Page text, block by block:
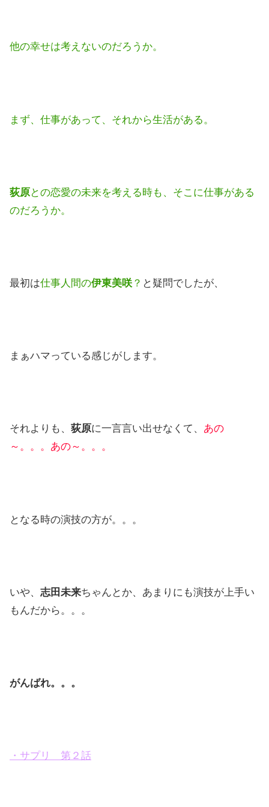
他の幸せは考えないのだろうか。
まず、仕事があって、それから生活がある。
荻原との恋愛の未来を考える時も、そこに仕事がある
のだろうか。
最初は仕事人間の伊東美咲 ？ と疑問でしたが、
まぁハマっている感じがします。
それよりも、 荻原に一言言い出せなくて、 あの
～。。。あの～。。。
となる時の演技の方が。。。
いや、 志田未来ちゃんとか、あまりにも演技が上手い
もんだから。。。
がんばれ。。。
・サプリ 第２話